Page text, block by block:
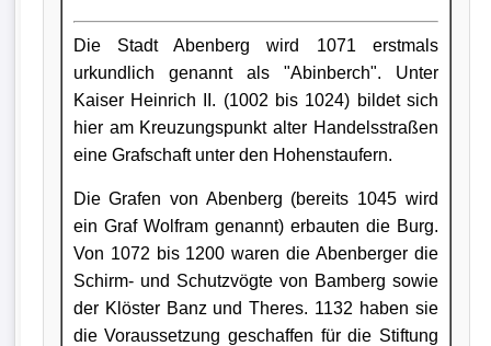
Die Stadt Abenberg wird 1071 erstmals
urkundlich genannt als "Abinberch". Unter
Kaiser Heinrich II. (1002 bis 1024) bildet sich
hier am Kreuzungspunkt alter Handelsstraßen
eine Grafschaft unter den Hohenstaufern.
Die Grafen von Abenberg (bereits 1045 wird
ein Graf Wolfram genannt) erbauten die Burg.
Von 1072 bis 1200 waren die Abenberger die
Schirm- und Schutzvögte von Bamberg sowie
der Klöster Banz und Theres. 1132 haben sie
die Voraussetzung geschaffen für die Stiftung